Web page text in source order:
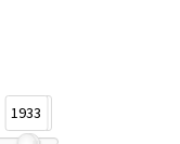
1933
1945